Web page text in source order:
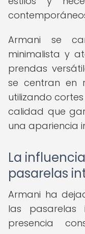
Armani se
minimalista y
prendas
se centran en
utilizando
calidad que
una apariencia
La
pasarelas
Armani ha
las pasarelas
presencia